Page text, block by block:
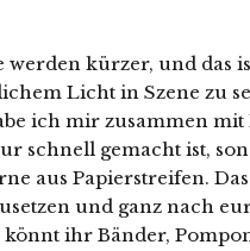
werden kürzer, und das
Licht in Szene zu
ich mir zusammen mit
schnell gemacht ist,
aus Papierstreifen.
und ganz nach
könnt ihr Bänder,